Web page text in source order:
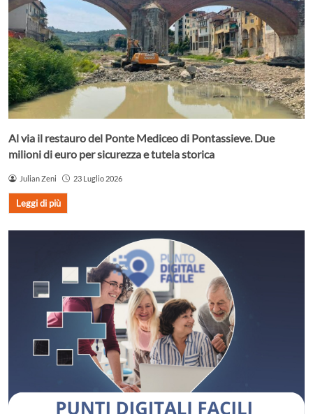
Al via il restauro del Ponte Mediceo di Pontassieve. Due
milioni di euro per sicurezza e tutela storica
Julian Zeni 23 Luglio 2026
Leggi di più